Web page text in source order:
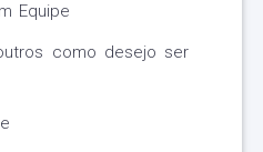
Equipe
como desejo ser